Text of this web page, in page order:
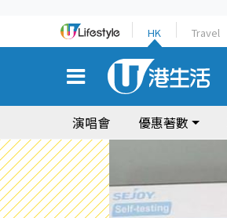
HK Travel
演唱會 優惠著數